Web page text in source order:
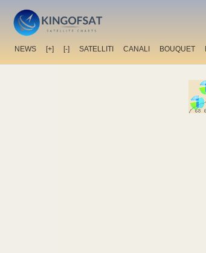
NEWS [+] [-] SATELLITI CANALI BOUQUET